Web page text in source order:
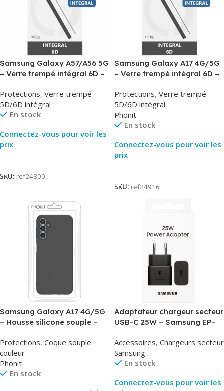
Samsung Galaxy A57/A56 5G
– Verre trempé intégral 6D –
Protections, Verre trempé
5D/6D intégral
En stock
Connectez-vous pour voir les
prix
SKU: ref24800
Samsung Galaxy A17 4G/5G
– Verre trempé intégral 6D –
Protections, Verre trempé
5D/6D intégral
Phonit
En stock
Connectez-vous pour voir les
prix
SKU: ref24916
Samsung Galaxy A17 4G/5G
– Housse silicone souple –
Protections, Coque souple
couleur
Phonit
En stock
Adaptateur chargeur secteur
USB-C 25W – Samsung EP-
Packaging Original
Accessoires, Chargeurs secteur
Samsung
En stock
Connectez-vous pour voir les